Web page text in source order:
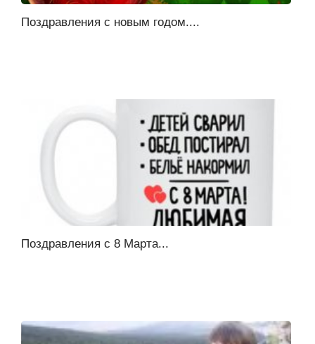
Поздравления с новым годом....
Поздравления с 8 Марта...